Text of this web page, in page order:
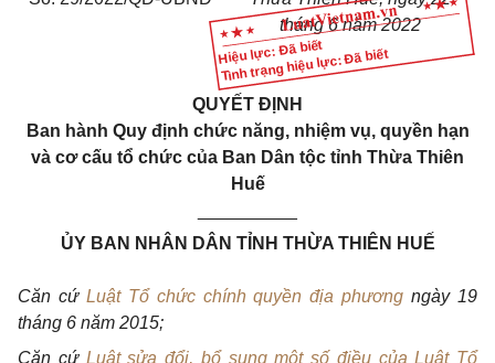
Hiệu lực: Đã biết
Tình trạng hiệu lực: Đã biết
tháng 6 năm 2022
QUYẾT ĐỊNH
Ban hành Quy định chức năng, nhiệm vụ, quyền hạn
và cơ cấu tổ chức của Ban Dân tộc tỉnh Thừa Thiên
Huế
ỦY BAN NHÂN DÂN TỈNH THỪA THIÊN HUẾ
Căn cứ Luật Tổ chức chính quyền địa phươngngày 19
tháng 6 năm 2015;
Căn cứLuật sửa đổi, bổ sung một số điều của Luật Tổ